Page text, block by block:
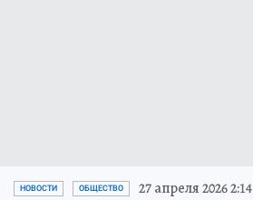
НОВОСТИ ОБЩЕСТВО 27 апреля 2026 2:14